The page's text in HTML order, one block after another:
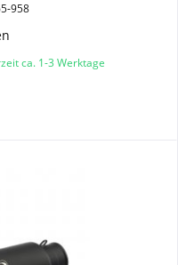
958
ca. 1-3 Werktage